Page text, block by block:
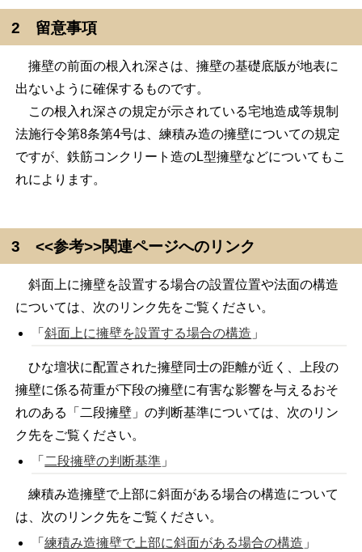
2 留意事項
擁壁の前面の根入れ深さは、擁壁の基礎底版が地表に
出ないように確保するものです。
この根入れ深さの規定が示されている宅地造成等規制
法施行令第8条第4号は、練積み造の擁壁についての規定
ですが、鉄筋コンクリート造のL型擁壁などについてもこ
れによります。
3 <<参考>>関連ページへのリンク
斜面上に擁壁を設置する場合の設置位置や法面の構造
については、次のリンク先をご覧ください。
「斜面上に擁壁を設置する場合の構造 」
ひな壇状に配置された擁壁同士の距離が近く、上段の
擁壁に係る荷重が下段の擁壁に有害な影響を与えるおそ
れのある「二段擁壁」の判断基準については、次のリン
ク先をご覧ください。
「 二段擁壁の判断基準 」
練積み造擁壁で上部に斜面がある場合の構造について
は、次のリンク先をご覧ください。
「練積み造擁壁で上部に斜面がある場合の構造 」